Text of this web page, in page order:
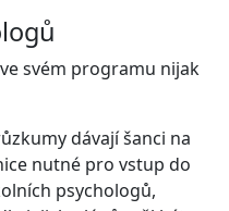
svém programu nijak
dávají šanci na
nutné pro vstup do
psychologů,